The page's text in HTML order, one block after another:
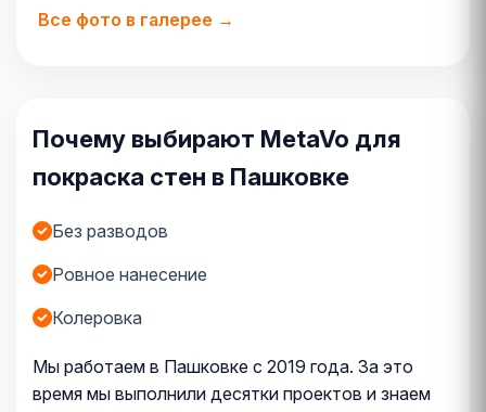
Все фото в галерее →
Почему выбирают MetaVo для
покраска стен в Пашковке
Без разводов
Ровное нанесение
Колеровка
Мы работаем в Пашковке с 2019 года. За это
время мы выполнили десятки проектов и знаем